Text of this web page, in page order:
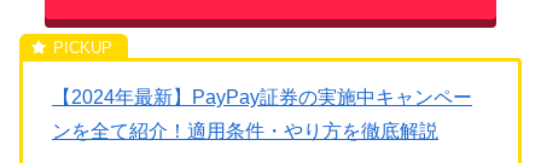
【2024年最新】PayPay証券の実施中キャンペー
ンを全て紹介！適用条件・やり方を徹底解説